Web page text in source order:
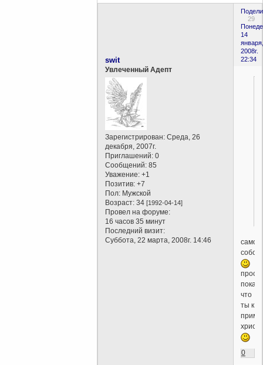
29
14
января,
2008г.
22:34
swit
Увлеченный Адепт
Зарегистрирован: Среда, 26
декабря, 2007г.
Приглашений: 0
Сообщений: 85
Уважение: +1
Позитив: +7
Пол: Мужской
Возраст: 34[1992-04-14]
Провел на форуме:
16 часов 35 минут
Последний визит:
Суббота, 22 марта, 2008г. 14:46
само
собой
что
ты к
0